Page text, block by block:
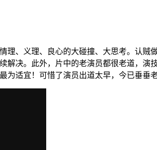
理、义理、良心的大碰撞、大思考。认
解决。此外，片中的老演员都很老道，
适宜！可惜了演员出道太早，今已垂垂